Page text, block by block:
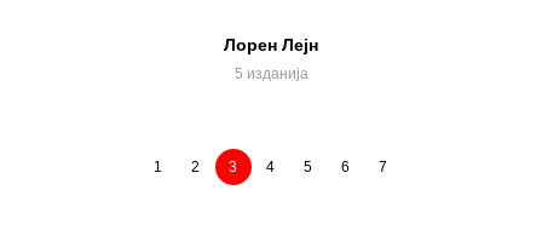
Лорен Лејн
5 изданија
1 2 3 4 5 6 7